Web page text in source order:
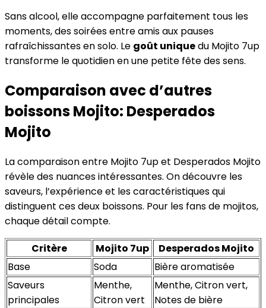
Sans alcool, elle accompagne parfaitement tous les
moments, des soirées entre amis aux pauses
rafraîchissantes en solo. Le goût uniquedu Mojito 7up
transforme le quotidien en une petite fête des sens.
Comparaison avec d’autres
boissons Mojito: Desperados
Mojito
La comparaison entre Mojito 7up et Desperados Mojito
révèle des nuances intéressantes. On découvre les
saveurs, l’expérience et les caractéristiques qui
distinguent ces deux boissons. Pour les fans de mojitos,
chaque détail compte.
Critère
Mojito 7up
Desperados Mojito
Base
Soda
Bière aromatisée
Saveurs
principales
Menthe,
Citron vert
Menthe, Citron vert,
Notes de bière